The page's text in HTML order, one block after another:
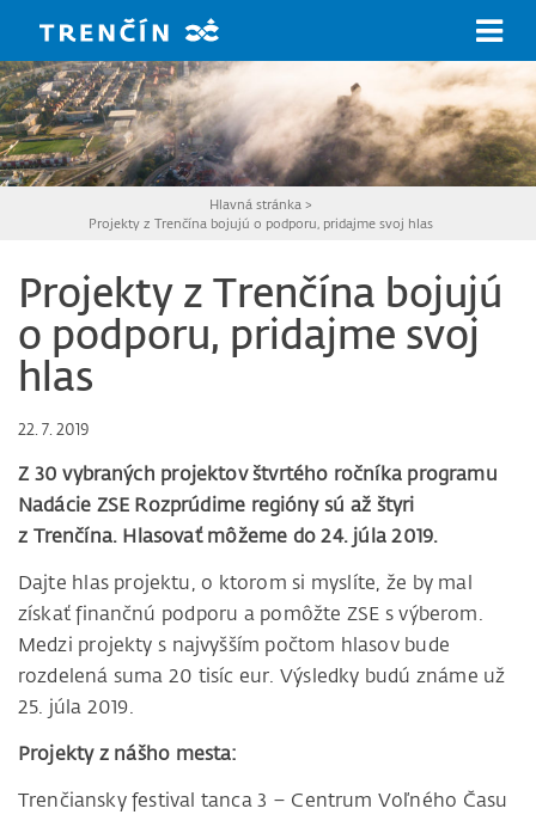
Hlavná stránka >
Projekty z Trenčína bojujú o podporu, pridajme svoj hlas
Projekty z Trenčína bojujú
o podporu, pridajme svoj
hlas
22. 7. 2019
Z 30 vybraných projektov štvrtého ročníka programu
Nadácie ZSE Rozprúdime regióny sú až štyri
z Trenčína. Hlasovať môžeme do 24. júla 2019.
Dajte hlas projektu, o ktorom si myslíte, že by mal
získať finančnú podporu a pomôžte ZSE s výberom.
Medzi projekty s najvyšším počtom hlasov bude
rozdelená suma 20 tisíc eur. Výsledky budú známe už
25. júla 2019.
Projekty z nášho mesta:
Trenčiansky festival tanca 3 – Centrum Voľného Času